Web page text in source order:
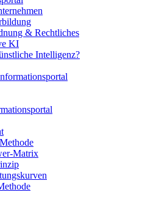
& Rechtliches
KI
Intelligenz?
Matrix